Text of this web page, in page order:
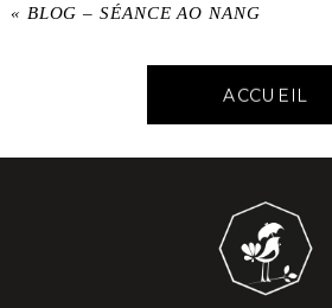
« BLOG – SÉANCE AO NANG
ACCUEIL